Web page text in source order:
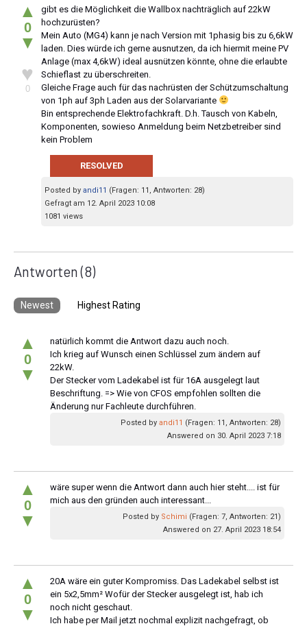
▲
0
▼
♥
0
gibt es die Möglichkeit die Wallbox nachträglich auf 22kW
hochzurüsten?
Mein Auto (MG4) kann je nach Version mit 1phasig bis zu 6,6kW
laden. Dies würde ich gerne ausnutzen, da ich hiermit meine PV
Anlage (max 4,6kW) ideal ausnützen könnte, ohne die erlaubte
Schieflast zu überschreiten.
Gleiche Frage auch für das nachrüsten der Schützumschaltung
von 1ph auf 3ph Laden aus der Solarvariante
Bin entsprechende Elektrofachkraft. D.h. Tausch von Kabeln,
Komponenten, sowieso Anmeldung beim Netzbetreiber sind
kein Problem
RESOLVED
Posted by andi11 (Fragen: 11, Antworten: 28)
Gefragt am 12. April 2023 10:08
1081 views
Antworten(8)
Newest Highest Rating
▲
0
▼
natürlich kommt die Antwort dazu auch noch.
Ich krieg auf Wunsch einen Schlüssel zum ändern auf
22kW.
Der Stecker vom Ladekabel ist für 16A ausgelegt laut
Beschriftung. => Wie von CFOS empfohlen sollten die
Änderung nur Fachleute durchführen.
Posted by andi11 (Fragen: 11, Antworten: 28)
Answered on 30. April 2023 7:18
▲
0
▼
wäre super wenn die Antwort dann auch hier steht.... ist für
mich aus den gründen auch interessant...
Posted by Schimi (Fragen: 7, Antworten: 21)
Answered on 27. April 2023 18:54
▲
0
▼
20A wäre ein guter Kompromiss. Das Ladekabel selbst ist
ein 5x2,5mm² Wofür der Stecker ausgelegt ist, hab ich
noch nicht geschaut.
Ich habe per Mail jetzt nochmal explizit nachgefragt, ob